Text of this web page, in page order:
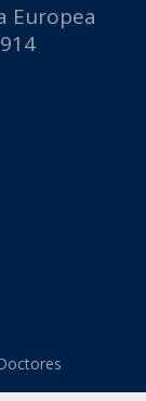
Europea